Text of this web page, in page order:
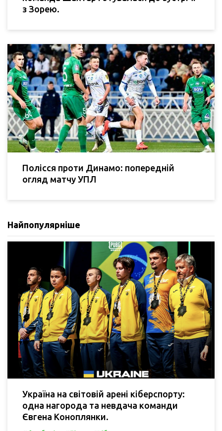
з Зорею.
Полісся проти Динамо: попередній
огляд матчу УПЛ
Найпопулярніше
Україна на світовій арені кіберспорту:
одна нагорода та невдача команди
Євгена Коноплянки.